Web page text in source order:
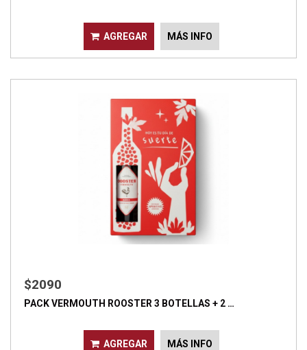
AGREGAR MÁS INFO
$2090
PACK VERMOUTH ROOSTER 3 BOTELLAS + 2 …
AGREGAR MÁS INFO